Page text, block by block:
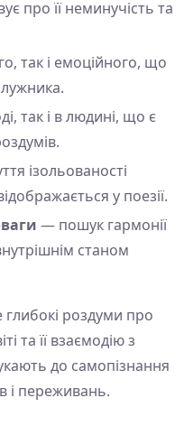
про її неминучість та
так і емоційного, що
так і в людині, що є
ізольованості
у поезії.
— пошук гармонії
станом
роздуми про
та її взаємодію з
до самопізнання
і переживань.